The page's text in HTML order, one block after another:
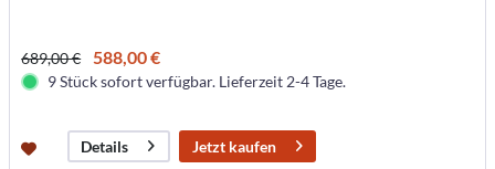
689,00 € 588,00 €
9 Stück sofort verfügbar. Lieferzeit 2-4 Tage.
Details Jetzt kaufen